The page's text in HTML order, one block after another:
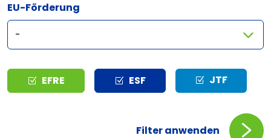
EU-Förderung
Typ EFRE ESF JTF
Filter anwenden